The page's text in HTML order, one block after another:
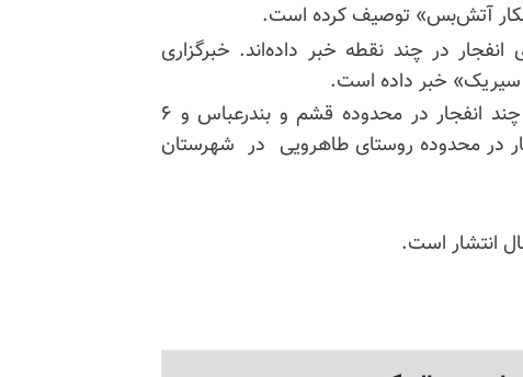
آتش‌بس» توصیف کرده است.
در چند نقطه خبر داده‌اند. خبرگزاری
سیریک» خبر داده است.
تلویزیون رژیم در قشم نیز از شنیده شدن صدای چند انفجار در محدوده قشم و بندرعباس و ۶
طاهرویی در شهرستان
انتشار است.